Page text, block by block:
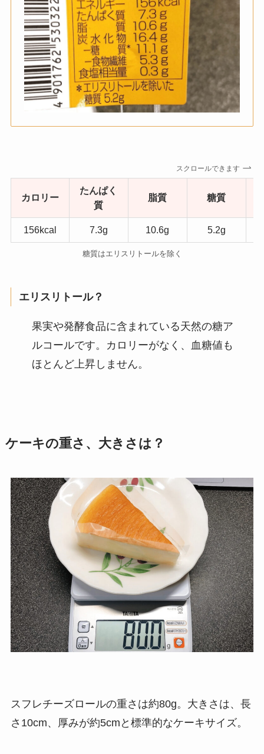
スクロールできます
カロリー
たんぱく
質
脂質 糖質
156kcal 7.3g 10.6g 5.2g
糖質はエリスリトールを除く
エリスリトール？
果実や発酵食品に含まれている天然の糖ア
ルコールです。カロリーがなく、血糖値も
ほとんど上昇しません。
ケーキの重さ、大きさは？
スフレチーズロールの重さは約80g。大きさは、長
さ10cm、厚みが約5cmと標準的なケーキサイズ。